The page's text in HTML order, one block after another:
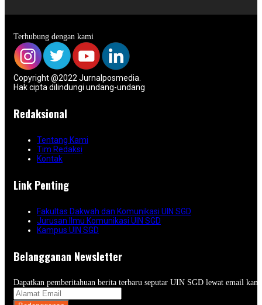
Terhubung dengan kami
Copyright @2022 Jurnalposmedia.
Hak cipta dilindungi undang-undang
Redaksional
Tentang Kami
Tim Redaksi
Kontak
Link Penting
Fakultas Dakwah dan Komunikasi UIN SGD
Jurusan Ilmu Komunikasi UIN SGD
Kampus UIN SGD
Belangganan Newsletter
Dapatkan pemberitahuan berita terbaru seputar UIN SGD lewat email